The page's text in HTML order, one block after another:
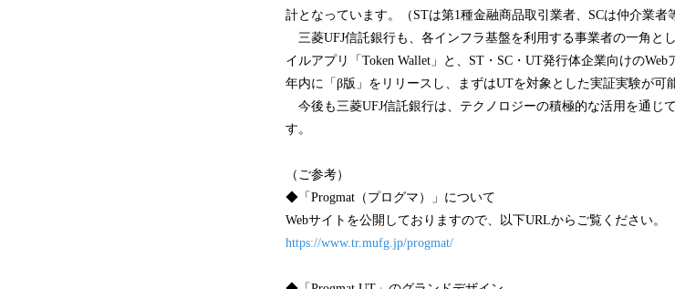
計となっています。（STは第1種金融商品取引業者、SCは仲介業者
三菱UFJ信託銀行も、各インフラ基盤を利用する事業者の一角と
イルアプリ「Token Wallet」と、ST・SC・UT発行体企業向けのWeb
年内に「β版」をリリースし、まずはUTを対象とした実証実験が可
今後も三菱UFJ信託銀行は、テクノロジーの積極的な活用を通じ
す。
（ご参考）
◆「Progmat（プログマ）」について
Webサイトを公開しておりますので、以下URLからご覧ください。
https://www.tr.mufg.jp/progmat/